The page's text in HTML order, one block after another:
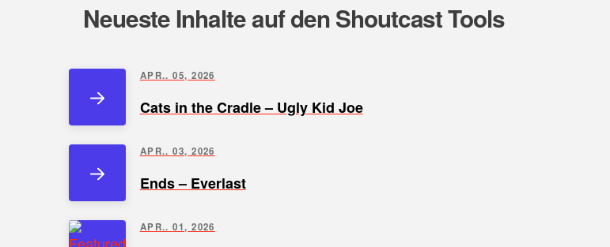
Neueste Inhalte auf den Shoutcast Tools
APR.. 05, 2026
Cats in the Cradle – Ugly Kid Joe
APR.. 03, 2026
Ends – Everlast
APR.. 01, 2026